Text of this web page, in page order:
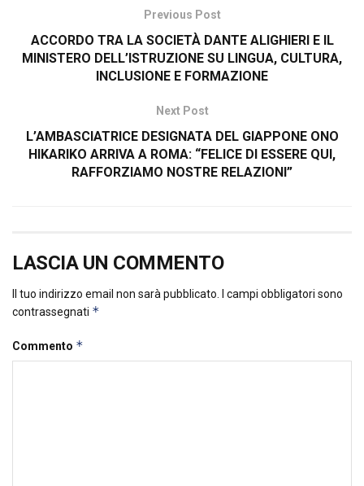
Previous Post
ACCORDO TRA LA SOCIETÀ DANTE ALIGHIERI E IL
MINISTERO DELL’ISTRUZIONE SU LINGUA, CULTURA,
INCLUSIONE E FORMAZIONE
Next Post
L’AMBASCIATRICE DESIGNATA DEL GIAPPONE ONO
HIKARIKO ARRIVA A ROMA: “FELICE DI ESSERE QUI,
RAFFORZIAMO NOSTRE RELAZIONI”
LASCIA UN COMMENTO
Il tuo indirizzo email non sarà pubblicato.
I campi obbligatori sono
contrassegnati *
Commento *